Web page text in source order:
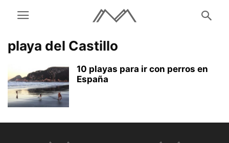
playa del Castillo
10 playas para ir con perros en
España